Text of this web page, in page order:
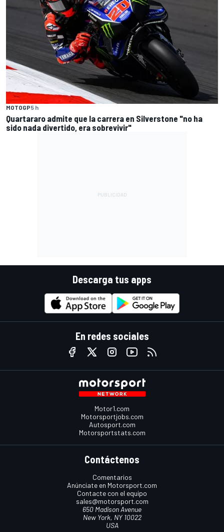
MOTOGP5 h
Quartararo admite que la carrera en Silverstone "no ha
sido nada divertido, era sobrevivir"
Descarga tus apps
En redes sociales
Motor1.com
Motorsportjobs.com
Autosport.com
Motorsportstats.com
Contáctenos
Comentarios
Anúnciate en Motorsport.com
Contacte con el equipo
sales@motorsport.com
650 Madison Avenue
New York, NY 10022
USA